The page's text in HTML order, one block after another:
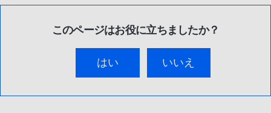
このページはお役に立ちましたか？
はい いいえ